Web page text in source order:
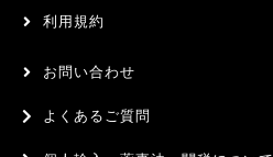
利用規約
お問い合わせ
よくあるご質問